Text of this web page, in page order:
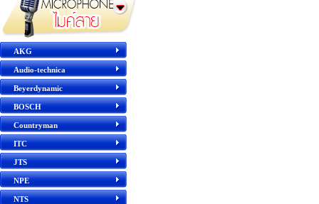
AKG
Audio-technica
Beyerdynamic
BOSCH
Countryman
ITC
JTS
NPE
NTS